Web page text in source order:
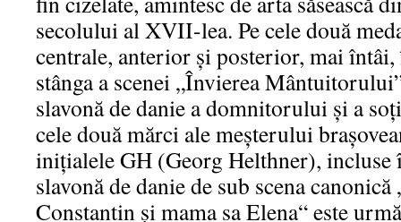
secolului al XVII-lea. Pe cele două
centrale, anterior și posterior, mai întâi,
stânga a scenei „Învierea
slavonă de danie a domnitorului și a
cele două mărci ale meșterului
inițialele GH (Georg Helthner),
slavonă de danie de sub scena
Constantin și mama sa Elena“ este